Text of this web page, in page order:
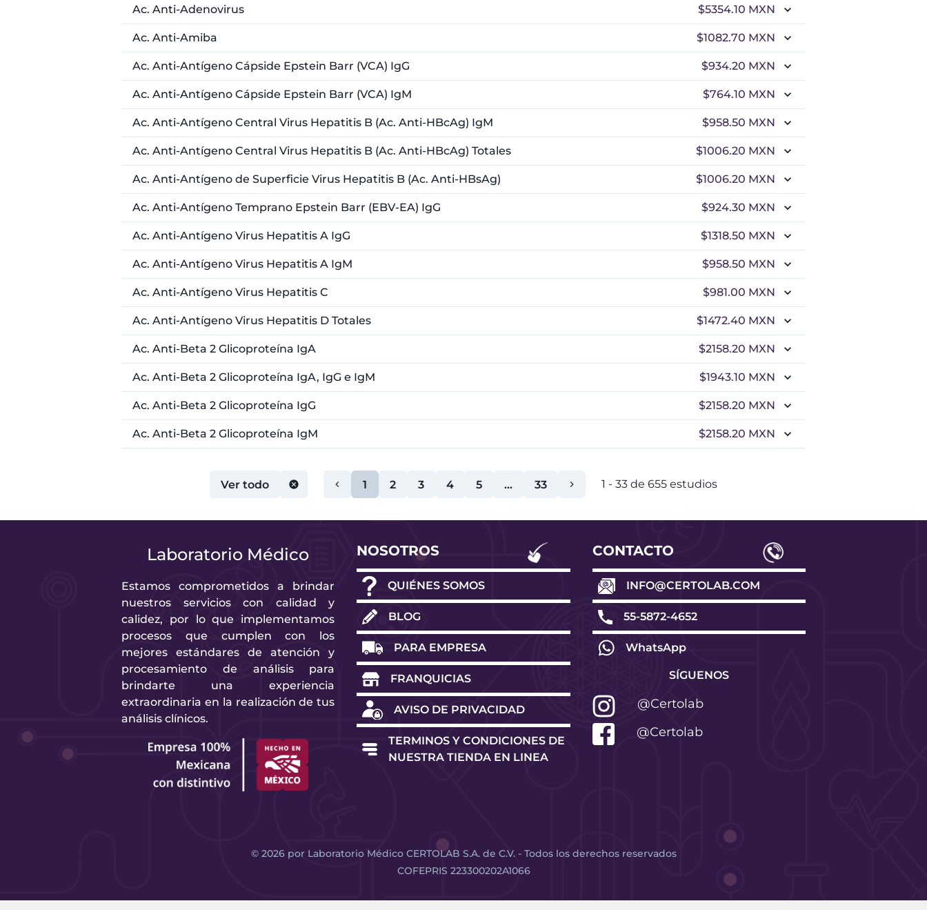
Ac. Anti-Adenovirus $5354.10 MXN
Ac. Anti-Amiba $1082.70 MXN
Ac. Anti-Antígeno Cápside Epstein Barr (VCA) IgG $934.20 MXN
Ac. Anti-Antígeno Cápside Epstein Barr (VCA) IgM $764.10 MXN
Ac. Anti-Antígeno Central Virus Hepatitis B (Ac. Anti-HBcAg) IgM $958.50 MXN
Ac. Anti-Antígeno Central Virus Hepatitis B (Ac. Anti-HBcAg) Totales $1006.20 MXN
Ac. Anti-Antígeno de Superficie Virus Hepatitis B (Ac. Anti-HBsAg) $1006.20 MXN
Ac. Anti-Antígeno Temprano Epstein Barr (EBV-EA) IgG $924.30 MXN
Ac. Anti-Antígeno Virus Hepatitis A IgG $1318.50 MXN
Ac. Anti-Antígeno Virus Hepatitis A IgM $958.50 MXN
Ac. Anti-Antígeno Virus Hepatitis C $981.00 MXN
Ac. Anti-Antígeno Virus Hepatitis D Totales $1472.40 MXN
Ac. Anti-Beta 2 Glicoproteína IgA $2158.20 MXN
Ac. Anti-Beta 2 Glicoproteína IgA, IgG e IgM $1943.10 MXN
Ac. Anti-Beta 2 Glicoproteína IgG $2158.20 MXN
Ac. Anti-Beta 2 Glicoproteína IgM $2158.20 MXN
Ver todo 1 2 3 4 5 ... 33 1 - 33 de 655 estudios
Laboratorio Médico
Estamos comprometidos a brindar
nuestros servicios con calidad y
calidez, por lo que implementamos
procesos que cumplen con los
mejores estándares de atención y
procesamiento de análisis para
brindarte una experiencia
extraordinaria en la realización de tus
análisis clínicos.
NOSOTROS
QUIÉNES SOMOS
BLOG
PARA EMPRESA
FRANQUICIAS
AVISO DE PRIVACIDAD
TERMINOS Y CONDICIONES DE
NUESTRA TIENDA EN LINEA
CONTACTO
INFO@CERTOLAB.COM
55-5872-4652
WhatsApp
SÍGUENOS
@Certolab
@Certolab
© 2026por Laboratorio Médico CERTOLAB S.A. de C.V. - Todos los derechos reservados
COFEPRIS 223300202A1066